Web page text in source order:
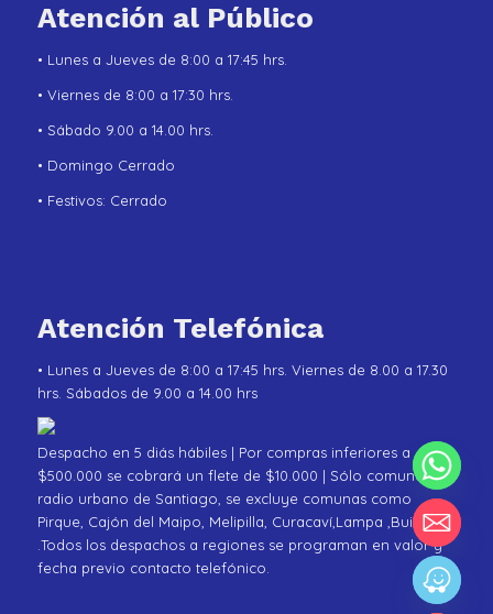
Atención al Público
• Lunes a Jueves de 8:00 a 17:45 hrs.
• Viernes de 8:00 a 17:30 hrs.
• Sábado 9.00 a 14.00 hrs.
• Domingo Cerrado
• Festivos: Cerrado
Atención Telefónica
• Lunes a Jueves de 8:00 a 17:45 hrs. Viernes de 8.00 a 17.30
hrs. Sábados de 9.00 a 14.00 hrs
Despacho en 5 diás hábiles | Por compras inferiores a
$500.000 se cobrará un flete de $10.000 | Sólo comunas de
radio urbano de Santiago, se excluye comunas como
Pirque, Cajón del Maipo, Melipilla, Curacaví,Lampa ,Buin
.Todos los despachos a regiones se programan en valor y
fecha previo contacto telefónico.